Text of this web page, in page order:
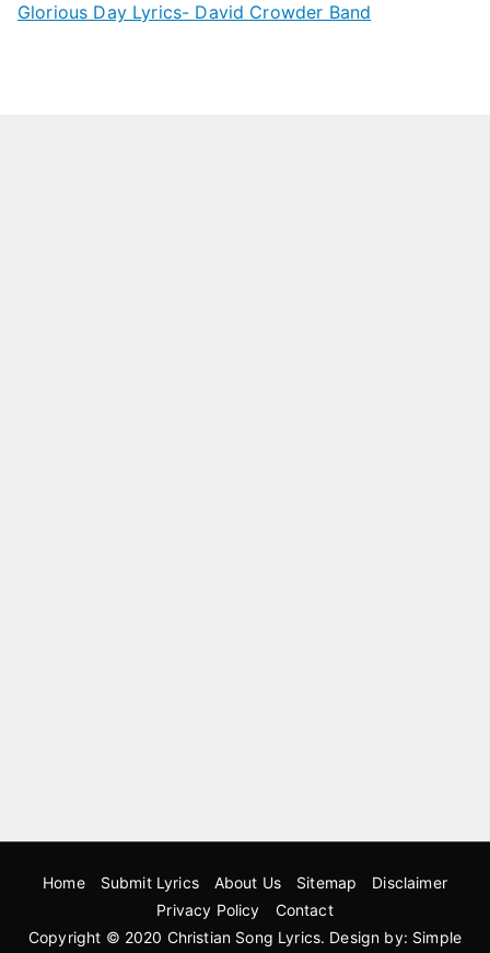
Glorious Day Lyrics- David Crowder Band
Home Submit Lyrics About Us Sitemap
Disclaimer
Privacy Policy
Contact
Copyright © 2020 Christian Song Lyrics. Design by: Simple